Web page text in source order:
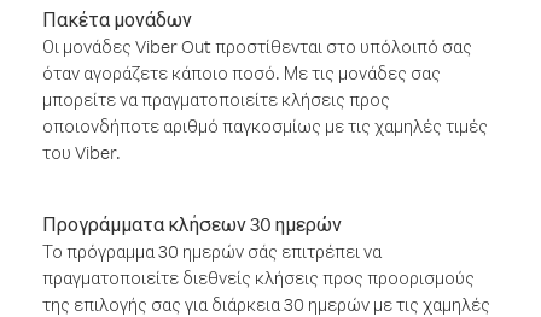
Πακέτα μονάδων
Οι μονάδες Viber Out προστίθενται στο υπόλοιπό σας
όταν αγοράζετε κάποιο ποσό. Με τις μονάδες σας
μπορείτε να πραγματοποιείτε κλήσεις προς
οποιονδήποτε αριθμό παγκοσμίως με τις χαμηλές τιμές
του Viber.
Προγράμματα κλήσεων 30 ημερών
Το πρόγραμμα 30 ημερών σάς επιτρέπει να
πραγματοποιείτε διεθνείς κλήσεις προς προορισμούς
της επιλογής σας για διάρκεια 30 ημερών με τις χαμηλές